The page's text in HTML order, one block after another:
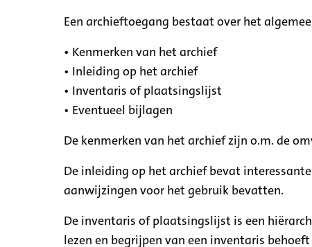
Een archieftoegang bestaat over het
• Kenmerken van het archief
• Inleiding op het archief
• Inventaris of plaatsingslijst
• Eventueel bijlagen
De kenmerken van het archief zijn o.m. de
De inleiding op het archief bevat
aanwijzingen voor het gebruik bevatten.
De inventaris of plaatsingslijst is een
lezen en begrijpen van een inventaris